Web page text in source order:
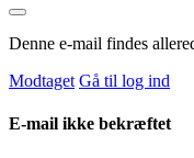
Denne e-mail findes
Modtaget Gå til log ind
E-mail ikke bekræftet